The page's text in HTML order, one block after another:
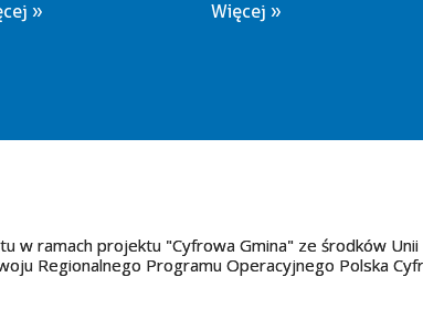
»
Więcej »
w ramach projektu "Cyfrowa Gmina" ze środków
Regionalnego Programu Operacyjnego Polska